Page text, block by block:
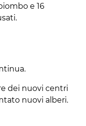
e 16
dei nuovi centri
nuovi alberi.